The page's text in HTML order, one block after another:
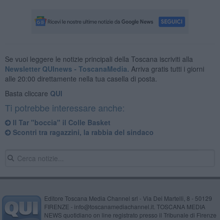
Se vuoi leggere le notizie principali della Toscana iscriviti alla
Newsletter QUInews - ToscanaMedia. Arriva gratis tutti i giorni
alle 20:00 direttamente nella tua casella di posta.
Basta cliccare QUI
Ti potrebbe interessare anche:
Il Tar "boccia" il Colle Basket
Scontri tra ragazzini, la rabbia del sindaco
Editore Toscana Media Channel srl - Via Dei Martelli, 8 - 50129
FIRENZE - info@toscanamediachannel.it. TOSCANA MEDIA
NEWS quotidiano on line registrato presso il Tribunale di Firenze